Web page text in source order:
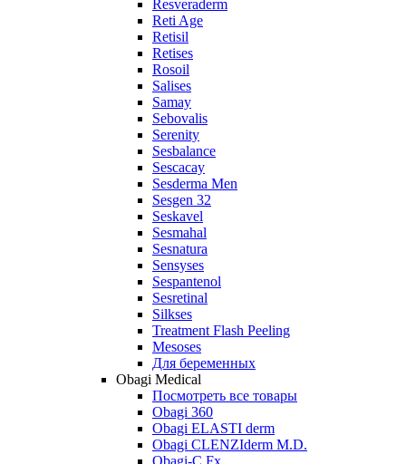
Resveraderm
Reti Age
Retisil
Retises
Rosoil
Salises
Samay
Sebovalis
Serenity
Sesbalance
Sescacay
Sesderma Men
Sesgen 32
Seskavel
Sesmahal
Sesnatura
Sensyses
Sespantenol
Sesretinal
Silkses
Treatment Flash Peeling
Mesoses
Для беременных
Obagi Medical
Посмотреть все товары
Obagi 360
Obagi ELASTI derm
Obagi CLENZIderm M.D.
Obagi-C Fx